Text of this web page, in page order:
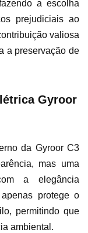
a escolha
prejudiciais ao
valiosa
a preservação de
Gyroor
da Gyroor C3
mas uma
a elegância
protege o
permitindo que
ambiental.